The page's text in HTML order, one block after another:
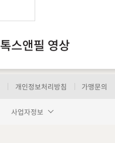
톡스앤필 영상
개인정보처리방침 가맹문의
사업자정보